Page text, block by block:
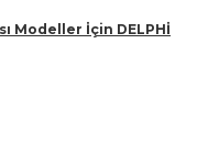
Modeller İçin DELPHİ